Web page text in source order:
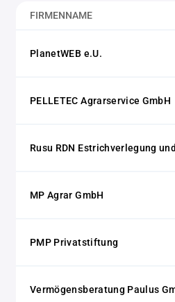
FIRMENNAME
PlanetWEB e.U.
PELLETEC Agrarservice GmbH
Rusu RDN Estrichverlegung
MP Agrar GmbH
PMP Privatstiftung
Vermögensberatung Paulus